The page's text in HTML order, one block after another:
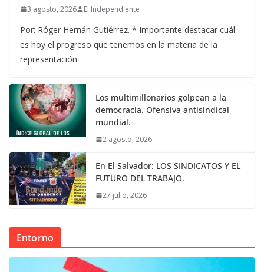
3 agosto, 2026 El Independiente
Por: Róger Hernán Gutiérrez. * Importante destacar cuál
es hoy el progreso que tenemos en la materia de la
representación
Los multimillonarios golpean a la
democracia. Ofensiva antisindical
mundial.
2 agosto, 2026
En El Salvador: LOS SINDICATOS Y EL
FUTURO DEL TRABAJO.
27 julio, 2026
Entorno